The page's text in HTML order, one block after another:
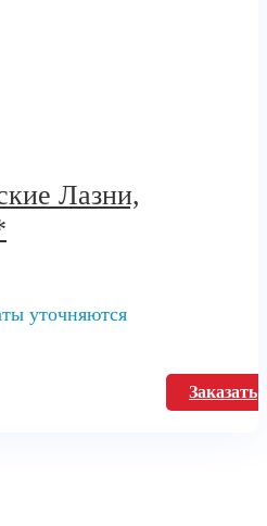
Лазни,
уточняются
Заказать